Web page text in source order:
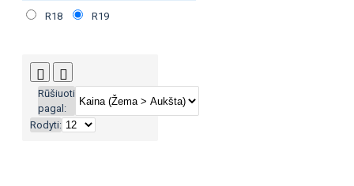
R18 R19
Rūšiuoti
pagal:
Rodyti: